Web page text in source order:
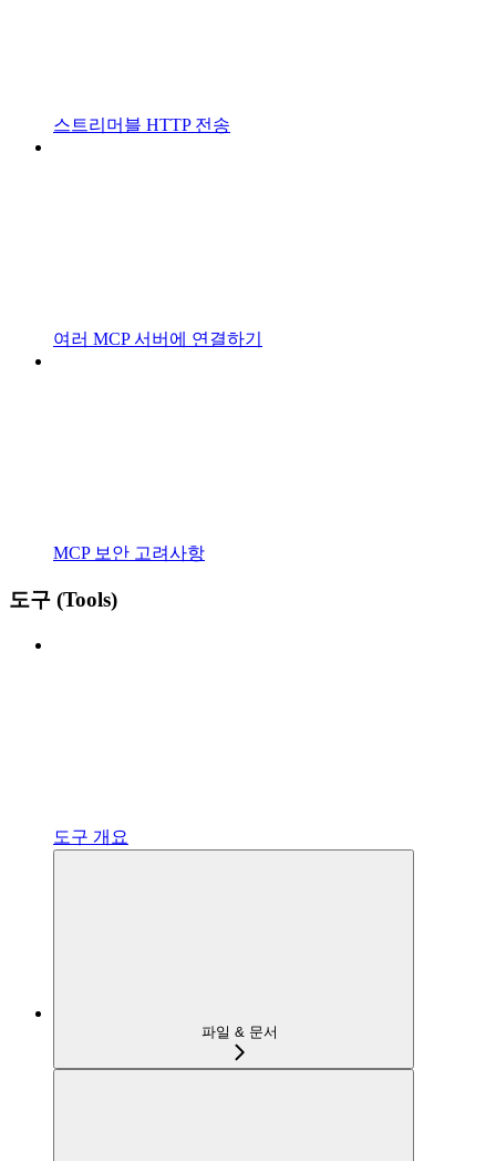
스트리머블 HTTP 전송
여러 MCP 서버에 연결하기
MCP 보안 고려사항
도구 (Tools)
도구 개요
파일 & 문서